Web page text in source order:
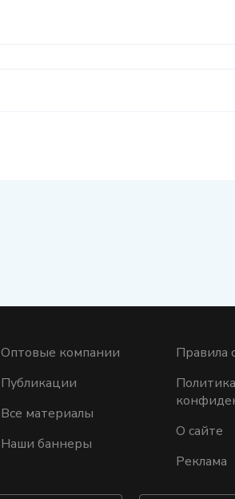
Оптовые компании
Публикации
Все материалы
Наши баннеры
Правила
Политика
О сайте
Реклама